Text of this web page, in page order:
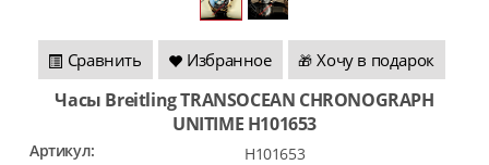
Сравнить Избранное 🎁 Хочу в подарок
Часы Breitling TRANSOCEAN CHRONOGRAPH
UNITIME H101653
Артикул:
H101653